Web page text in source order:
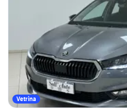
Vetrina